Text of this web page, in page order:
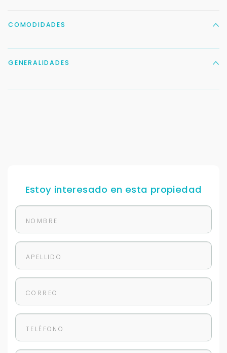
COMODIDADES
GENERALIDADES
Estoy interesado en esta propiedad